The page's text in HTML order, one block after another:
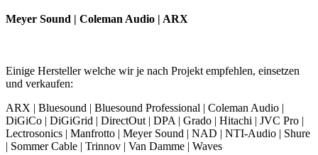
Meyer Sound | Coleman Audio | ARX
Einige Hersteller welche wir je nach Projekt empfehlen, einsetzen
und verkaufen:
ARX | Bluesound | Bluesound Professional | Coleman Audio |
DiGiCo | DiGiGrid | DirectOut | DPA | Grado | Hitachi | JVC Pro |
Lectrosonics | Manfrotto | Meyer Sound | NAD | NTI-Audio | Shure
| Sommer Cable | Trinnov | Van Damme | Waves